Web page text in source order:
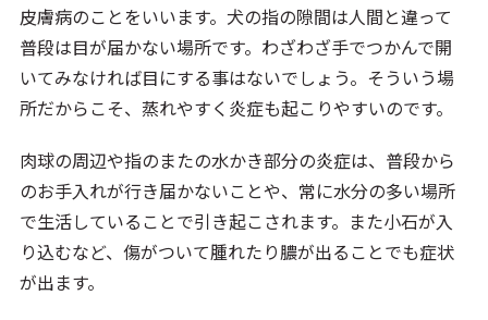
皮膚病のことをいいます。犬の指の隙間は人間と違って
普段は目が届かない場所です。わざわざ手でつかんで開
いてみなければ目にする事はないでしょう。そういう場
所だからこそ、蒸れやすく炎症も起こりやすいのです。
肉球の周辺や指のまたの水かき部分の炎症は、普段から
のお手入れが行き届かないことや、常に水分の多い場所
で生活していることで引き起こされます。また小石が入
り込むなど、傷がついて腫れたり膿が出ることでも症状
が出ます。